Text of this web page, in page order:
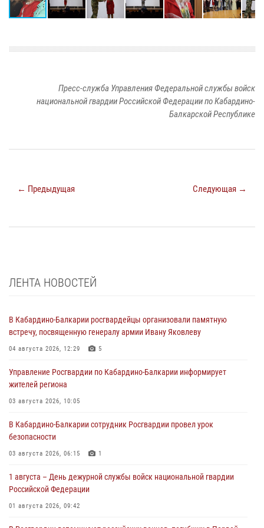
Пресс-служба Управления Федеральной службы войск
национальной гвардии Российской Федерации по Кабардино-
Балкарской Республике
← Предыдущая Следующая →
ЛЕНТА НОВОСТЕЙ
В Кабардино-Балкарии росгвардейцы организовали памятную
встречу, посвященную генералу армии Ивану Яковлеву
04 августа 2026, 12:29 5
Управление Росгвардии по Кабардино-Балкарии информирует
жителей региона
03 августа 2026, 10:05
В Кабардино‑Балкарии сотрудник Росгвардии провел урок
безопасности
03 августа 2026, 06:15 1
1 августа – День дежурной службы войск национальной гвардии
Российской Федерации
01 августа 2026, 09:42